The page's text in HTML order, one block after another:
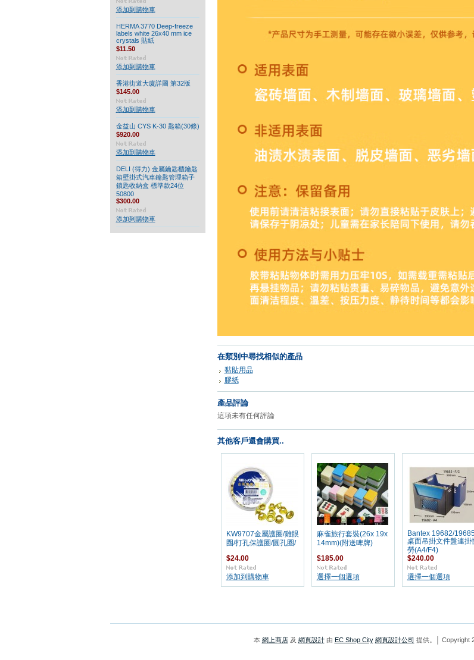
添加到購物車
HERMA 3770 Deep-freeze
labels white 26x40 mm ice
crystals 貼紙
$11.50
添加到購物車
香港街道大廈詳圖 第32版
$145.00
添加到購物車
金益山 CYS K-30 匙箱(30條)
$920.00
添加到購物車
DELI (得力) 金屬鑰匙櫃鑰匙
箱壁掛式汽車鑰匙管理箱子
鎖匙收納盒 標準款24位
50800
$300.00
添加到購物車
在類別中尋找相似的產品
黏貼用品
膠紙
產品評論
這項未有任何評論
其他客戶還會購買..
KW9707金屬護圈/雞眼
圈/打孔保護圈/圓孔圈/
$24.00
添加到購物車
麻雀旅行套裝(26x 19x
14mm)(附送啤牌)
$185.00
選擇一個選項
Bantex 19682/
桌面吊掛文件盤連掛
勞(A4/F4)
$240.00
選擇一個選項
本 網上商店 及 網頁設計由 EC Shop City 網頁設計公司 提供。│ Copyright